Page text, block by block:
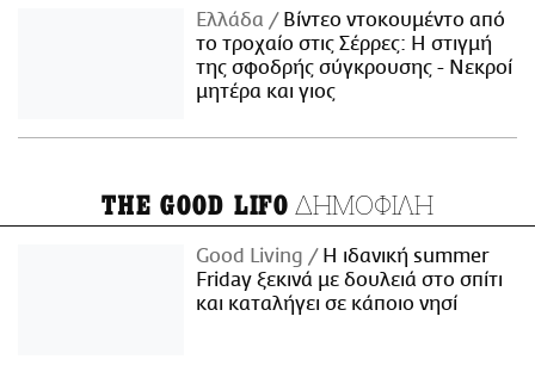
Ελλάδα
Βίντεο ντοκουμέντο από
το τροχαίο στις Σέρρες: Η στιγμή
της σφοδρής σύγκρουσης - Νεκροί
μητέρα και γιος
THE GOOD LIFO ΔΗΜΟΦΙΛΗ
Good Living
Η ιδανική summer
Friday ξεκινά με δουλειά στο σπίτι
και καταλήγει σε κάποιο νησί